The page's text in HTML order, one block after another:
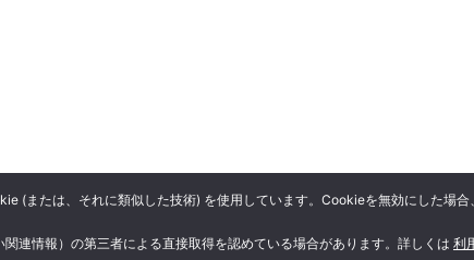
(または、それに類似した技術) を使用しています。Cookieを無効にした場
連情報）の第三者による直接取得を認めている場合があります。詳しくは 利